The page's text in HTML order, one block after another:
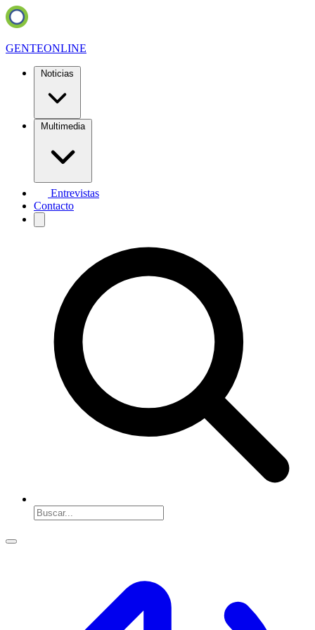
GENTEONLINE
Noticias
Multimedia
Entrevistas
Contacto